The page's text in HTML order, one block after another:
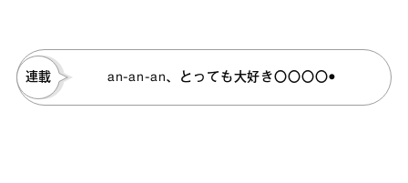
連載 an-an-an、とっても大好き〇〇〇〇●